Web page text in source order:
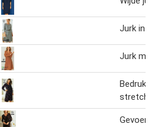
Jurk in
Jurk
stretch